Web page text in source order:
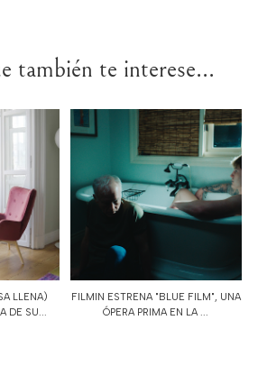
también te interese...
LLENA)
DE SU...
FILMIN ESTRENA "BLUE FILM", UNA
ÓPERA PRIMA EN LA ...